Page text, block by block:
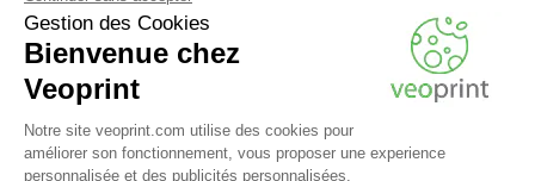
Veoprint est une marque duGroupe Fiducial
- © 2006-2026 Veoprint | Tous
Qui sommes-nous ?- Mentions légales-Conditions Générales d'Utilisation
Conditions Générales de vente- Cookies-Contactez Veoprint-
-Partenaires